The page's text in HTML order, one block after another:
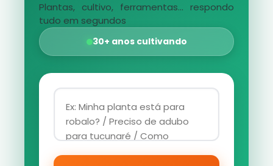
Plantas, cultivo, ferramentas... respondo
tudo em segundos
30+ anos cultivando